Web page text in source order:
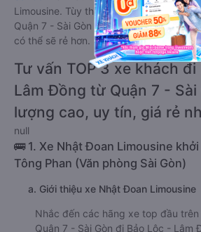
Limousine. Tùy thuộc vào chương trình
Quận 7 - Sài Gòn đi Bảo Lộc - Lâm
có thể sẽ rẻ hơn.
Tư vấn TOP 3 xe khách đi
Lâm Đồng từ Quận 7 -
lượng cao, uy tín, giá rẻ
null
🚌 1. Xe Nhật Đoan Limousine
Tông Phan (Văn phòng Sài Gòn)
a. Giới thiệu xe Nhật Đoan Limousine
Nhắc đến các hãng xe top đầu
Quận 7 - Sài Gòn đi Bảo Lộc - Lâm